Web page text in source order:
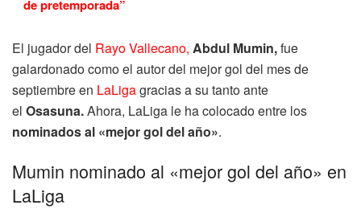
de pretemporada”
El jugador del Rayo Vallecano, Abdul Mumin,fue
galardonado como el autor del mejor gol del mes de
septiembre en LaLigagracias a su tanto ante
el Osasuna.Ahora, LaLiga le ha colocado entre los
nominados al «mejor gol del año».
Mumin nominado al «mejor gol del año» en
LaLiga